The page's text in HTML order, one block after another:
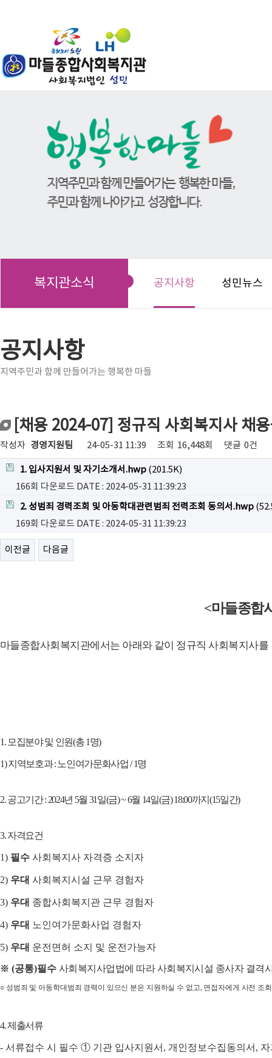
복지관소식 공지사항 성민뉴스
공지사항
지역주민과 함께 만들어가는 행복한 마들
[채용 2024-07] 정규직 사회복지사 채
작성자 경영지원팀 24-05-31 11:39 조회 16,448회 댓글 0건
1. 입사지원서 및 자기소개서.hwp (201.5K)
166회 다운로드 DATE : 2024-05-31 11:39:23
2. 성범죄 경력조회 및 아동학대관련범죄 전력조회 동의서.hwp
169회 다운로드 DATE : 2024-05-31 11:39:23
이전글 다음글
<마들종합
마들종합사회복지관에서는 아래와 같이 정규직 사회복지사를
1.모집분야 및 인원(총1명)
1)지역보호과:노인여가문화사업/ 1명
2.공고기간: 2024년 5월 31일(금) ~ 6월 14일(금) 18:00까지(15일간)
3.자격요건
1) 필수 사회복지사 자격증 소지자
2) 우대 사회복지시설 근무 경험자
3) 우대 종합사회복지관 근무 경험자
4) 우대 노인여가문화사업 경험자
5) 우대 운전면허 소지 및 운전가능자
※ (공통)필수 사회복지사업법에 따라 사회복지시설 종사자 결격
○ 성범죄 및 아동학대범죄 경력이 있으신 분은 지원하실 수 없고, 면접자에게 사전 조
4.제출서류
- 서류접수 시 필수 ① 기관 입사지원서 , 개인정보수집동의서 ,